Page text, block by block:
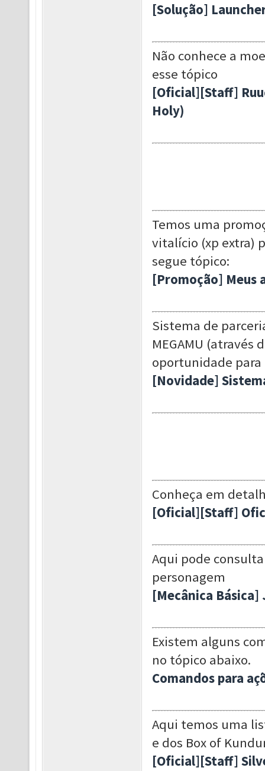
[Solução]
Não conhece a
esse tópico
[Oficial][Staff]
Holy)
Temos uma
vitalício (xp extra)
segue tópico:
[Promoção] Meus
Sistema de
MEGAMU
oportunidade
[Novidade]
Conheça em
[Oficial][Staff]
Aqui pode
personagem
[Mecânica Básica]
Existem alguns
no tópico abaixo.
Comandos para
Aqui temos uma
e dos Box of
[Oficial][Staff]